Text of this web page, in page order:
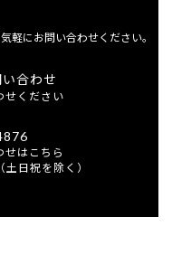
軽にお問い合わせください。
合わせ
せください
せはこちら
日祝を除く）